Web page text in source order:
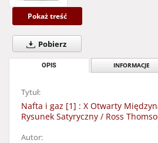
Pokaż treść
Pobierz
OPIS INFORMACJE
Tytuł:
Nafta i gaz [1] : X Otwarty
Rysunek Satyryczny / Ross
Autor: